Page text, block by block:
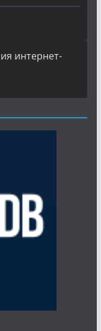
интернет-